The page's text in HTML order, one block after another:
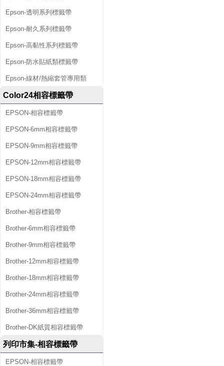
Epson-透明系列標籤帶
Epson-耐久系列標籤帶
Epson-高黏性系列標籤帶
Epson-防水貼紙類標籤帶
Epson-線材/熱縮套管專用類
Color24相容標籤帶
EPSON-相容標籤帶
EPSON-6mm相容標籤帶
EPSON-9mm相容標籤帶
EPSON-12mm相容標籤帶
EPSON-18mm相容標籤帶
EPSON-24mm相容標籤帶
Brother-相容標籤帶
Brother-6mm相容標籤帶
Brother-9mm相容標籤帶
Brother-12mm相容標籤帶
Brother-18mm相容標籤帶
Brother-24mm相容標籤帶
Brother-36mm相容標籤帶
Brother-DK紙質相容標籤帶
列印市集-相容標籤帶
EPSON-相容標籤帶